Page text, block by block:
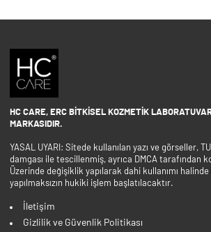
HC CARE, ERC BITKISEL KOZMETIK
MARKASIDIR.
YASAL UYARI: Sitede kullanılan yazı ve görseller,
damgası ile tescillenmiş, ayrıca DMCA tarafından
Üzerinde değişiklik yapılarak dahi kullanımı
yapılmaksızın hukiki işlem başlatılacaktır.
İletişim
Gizlilik ve Güvenlik Politikası